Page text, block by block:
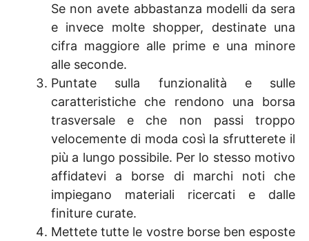
Se non avete abbastanza modelli da sera
e invece molte shopper, destinate una
cifra maggiore alle prime e una minore
alle seconde.
Puntate sulla funzionalità e sulle
caratteristiche che rendono una borsa
trasversale e che non passi troppo
velocemente di moda così la sfrutterete il
più a lungo possibile. Per lo stesso motivo
affidatevi a borse di marchi noti che
impiegano materiali ricercati e dalle
finiture curate.
Mettete tutte le vostre borse ben esposte